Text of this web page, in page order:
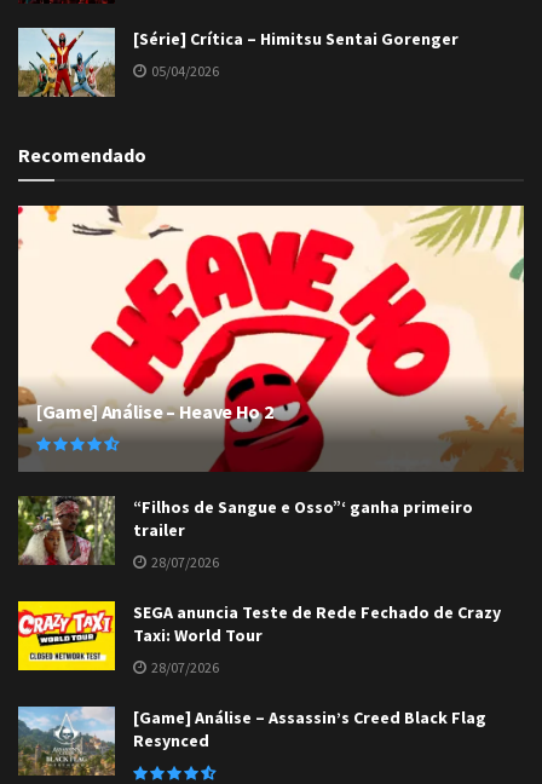
[Série] Crítica – Himitsu Sentai Gorenger
05/04/2026
Recomendado
[Game] Análise – Heave Ho 2
“Filhos de Sangue e Osso”‘ ganha primeiro
trailer
28/07/2026
SEGA anuncia Teste de Rede Fechado de Crazy
Taxi: World Tour
28/07/2026
[Game] Análise – Assassin’s Creed Black Flag
Resynced